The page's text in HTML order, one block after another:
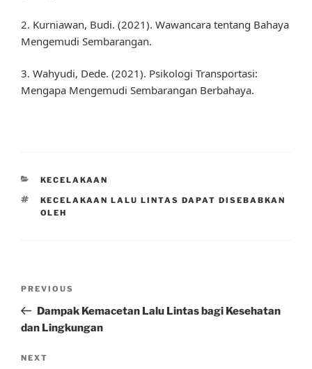
2. Kurniawan, Budi. (2021). Wawancara tentang Bahaya
Mengemudi Sembarangan.
3. Wahyudi, Dede. (2021). Psikologi Transportasi:
Mengapa Mengemudi Sembarangan Berbahaya.
CATEGORIES
KECELAKAAN
TAGS
KECELAKAAN LALU LINTAS DAPAT DISEBABKAN
OLEH
Previous
Post
PREVIOUS
Dampak Kemacetan Lalu Lintas bagi Kesehatan
dan Lingkungan
Next
NEXT